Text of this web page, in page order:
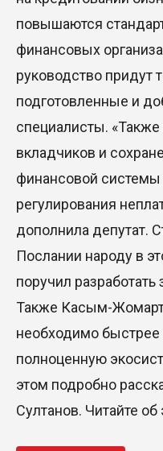
повышаются
финансовых
руководство придут
подготовленные и
специалисты.
вкладчиков и
финансовой
регулирования
дополнила депутат.
Послании народу в
поручил разработать
Также Касым-Жомарт
необходимо
полноценную
этом подробно
Султанов. Читайте об